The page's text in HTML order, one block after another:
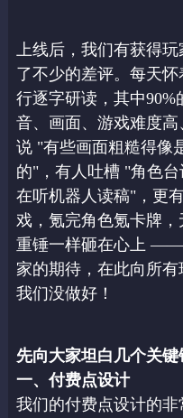
上线后，我们有获得
了不少的差评。每天
行逐字研读，其中
音、画面、游戏难度高
说 "有些画面粗糙得像
的"，有人吐槽 "角色台
在听机器人读稿"，更
戏， 氪完角色氪卡牌
重锤一样砸在心上 ——
家的期待，在此向所
我们没做好！
先向大家坦白几个关键
一、付费点设计
我们的付费点设计的